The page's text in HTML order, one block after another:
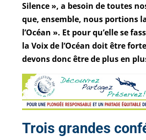
Silence », a besoin de toutes
que, ensemble, nous portions
l’Océan ». Et pour qu’elle se
la Voix de l’Océan doit être
devons donc être de plus en
Trois grandes